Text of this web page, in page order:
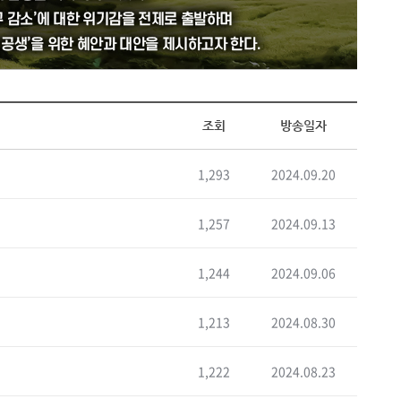
조회 방송일자
1,293 2024.09.20
1,257 2024.09.13
1,244 2024.09.06
1,213 2024.08.30
1,222 2024.08.23